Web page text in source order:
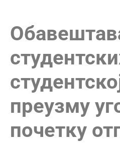
преузму
почетку